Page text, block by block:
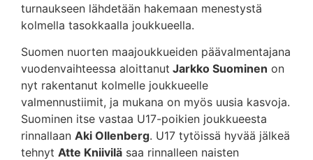
turnaukseen lähdetään hakemaan menestystä
kolmella tasokkaalla joukkueella.
Suomen nuorten maajoukkueiden päävalmentajana
vuodenvaihteessa aloittanut Jarkko Suominen on
nyt rakentanut kolmelle joukkueelle
valmennustiimit, ja mukana on myös uusia kasvoja.
Suominen itse vastaa U17-poikien joukkueesta
rinnallaan Aki Ollenberg. U17 tytöissä hyvää jälkeä
tehnyt Atte Kniivilä saa rinnalleen naisten